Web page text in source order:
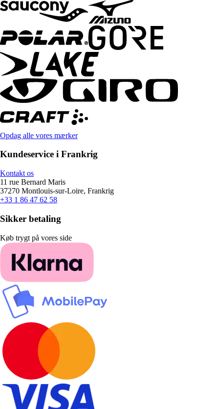
Opdag alle vores mærker
Kundeservice i Frankrig
Kontakt os
11 rue Bernard Maris
37270 Montlouis-sur-Loire, Frankrig
+33 1 86 47 62 58
Sikker betaling
Køb trygt på vores side